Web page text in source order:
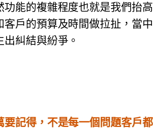
功能的複雜程度也就是我們抬
客戶的預算及時間做拉扯， 當
出糾結與紛爭。
要記得，不是每一個問題客戶